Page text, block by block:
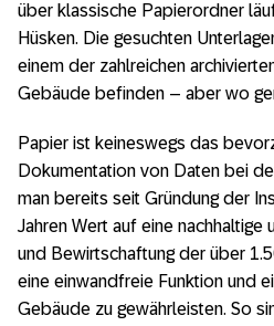
über klassische Papierordner
Hüsken. Die gesuchten
einem der zahlreichen
Gebäude befinden – aber wo
Papier ist keineswegs das
Dokumentation von Daten bei
man bereits seit Gründung der
Jahren Wert auf eine nachhaltige
und Bewirtschaftung der über
eine einwandfreie Funktion und
Gebäude zu gewährleisten. So